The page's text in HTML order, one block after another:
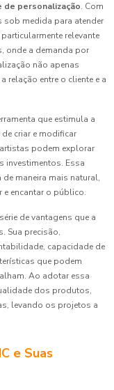
de personalização. Com
sob medida para atender
relevante
onde a demanda por
não apenas
relação entre o cliente e a
que estimula a
criar e modificar
podem explorar
investimentos. Essa
maneira mais natural,
encantar o público.
de vantagens que a
Sua precisão,
capacidade de
que podem
Ao adotar essa
dos produtos,
levando os projetos a
e Suas